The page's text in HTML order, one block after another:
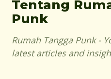
Tentang
Punk
Rumah Tangga Punk -
latest articles and